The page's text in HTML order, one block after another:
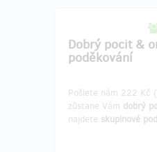
Dobrý pocit &
poděkování
Pošlete nám 222 Kč
zůstane Vám dobrý
najdete skupinové